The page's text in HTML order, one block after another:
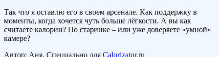
Так что я оставлю его в своем арсенале. Как поддержку в
моменты, когда хочется чуть больше лёгкости. А вы как
считаете калории? По старинке – или уже доверяете «умной»
камере?
Автор: Аня. Специально для Calorizator.ru